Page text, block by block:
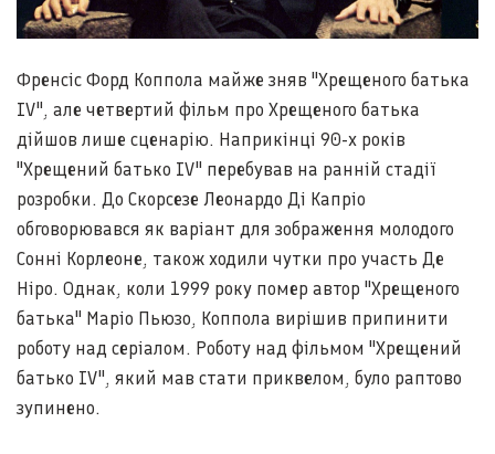
Френсіс Форд Коппола майже зняв "Хрещеного батька
IV", але четвертий фільм про Хрещеного батька
дійшов лише сценарію. Наприкінці 90-х років
"Хрещений батько IV" перебував на ранній стадії
розробки. До Скорсезе Леонардо Ді Капріо
обговорювався як варіант для зображення молодого
Сонні Корлеоне, також ходили чутки про участь Де
Ніро. Однак, коли 1999 року помер автор "Хрещеного
батька" Маріо Пьюзо, Коппола вирішив припинити
роботу над серіалом. Роботу над фільмом "Хрещений
батько IV", який мав стати приквелом, було раптово
зупинено.